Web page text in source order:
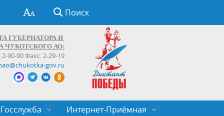
Поиск
ГУБЕРНАТОРА И
ЧУКОТСКОГО АО:
2-90-00 Факс: 2-29-19
gov.ru
Госслужба Интернет-Приёмная